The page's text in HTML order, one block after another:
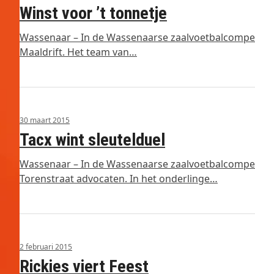
Winst voor ’t tonnetje
Wassenaar – In de Wassenaarse
Maaldrift. Het team van…
30 maart 2015
Tacx wint sleutelduel
Wassenaar – In de Wassenaarse
Torenstraat advocaten. In het onderlinge…
2 februari 2015
Rickies viert Feest